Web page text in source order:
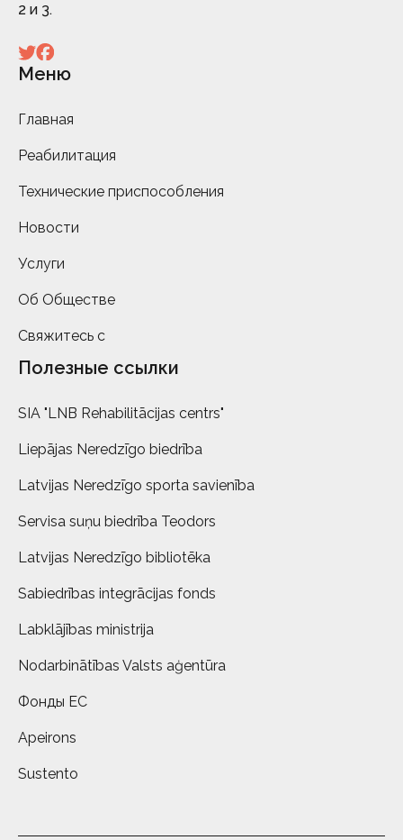
2 и 3.
Меню
Главная
Реабилитация
Технические приспособления
Новости
Услуги
Об Обществе
Свяжитесь с
Полезные ссылки
SIA "LNB Rehabilitācijas centrs"
Liepājas Neredzīgo biedrība
Latvijas Neredzīgo sporta savienība
Servisa suņu biedrība Teodors
Latvijas Neredzīgo bibliotēka
Sabiedrības integrācijas fonds
Labklājības ministrija
Nodarbinātības Valsts aģentūra
Фонды ЕС
Apeirons
Sustento